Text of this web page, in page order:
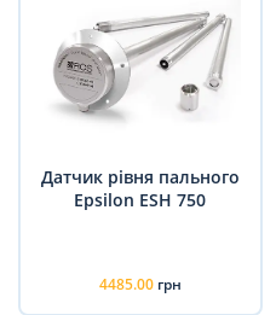
Датчик рівня пального
Epsilon ESH 750
4485.00 грн